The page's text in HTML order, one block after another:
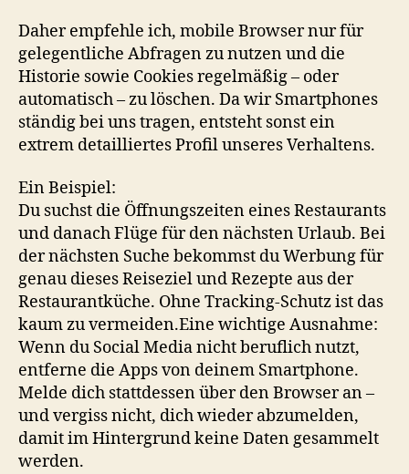
Daher empfehle ich, mobile Browser nur für
gelegentliche Abfragen zu nutzen und die
Historie sowie Cookies regelmäßig – oder
automatisch – zu löschen. Da wir Smartphones
ständig bei uns tragen, entsteht sonst ein
extrem detailliertes Profil unseres Verhaltens.
Ein Beispiel:
Du suchst die Öffnungszeiten eines Restaurants
und danach Flüge für den nächsten Urlaub. Bei
der nächsten Suche bekommst du Werbung für
genau dieses Reiseziel und Rezepte aus der
Restaurantküche. Ohne Tracking-Schutz ist das
kaum zu vermeiden.Eine wichtige Ausnahme:
Wenn du Social Media nicht beruflich nutzt,
entferne die Apps von deinem Smartphone.
Melde dich stattdessen über den Browser an –
und vergiss nicht, dich wieder abzumelden,
damit im Hintergrund keine Daten gesammelt
werden.